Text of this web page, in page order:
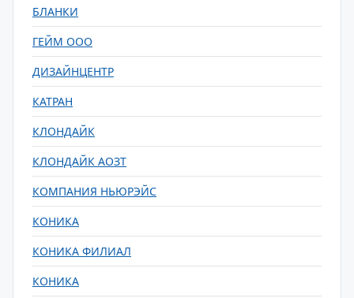
БЛАНКИ
ГЕЙМ ООО
ДИЗАЙНЦЕНТР
КАТРАН
КЛОНДАЙК
КЛОНДАЙК АОЗТ
КОМПАНИЯ НЬЮРЭЙС
КОНИКА
КОНИКА ФИЛИАЛ
КОНИКА